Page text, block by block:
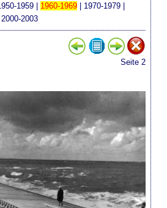
1959 | 1960-1969 | 1970-1979 |
2000-2003
Seite 2